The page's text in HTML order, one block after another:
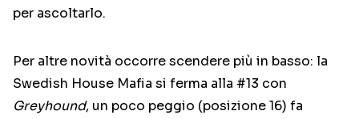
per ascoltarlo.
Per altre novità occorre scendere più in basso: la
Swedish House Mafia si ferma alla #13 con
Greyhound, un poco peggio (posizione 16) fa